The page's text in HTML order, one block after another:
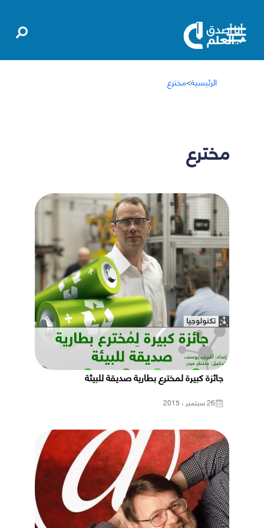
الرئيسية>مخترع
مخترع
جائزة كبيرة لمخترع بطارية صديقة للبيئة
26 سبتمبر ، 2015